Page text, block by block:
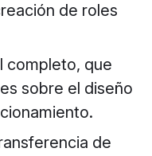
de roles
completo, que
sobre el diseño
de